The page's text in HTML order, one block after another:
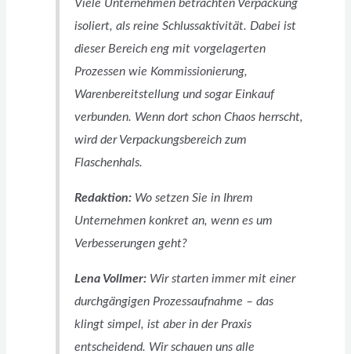
Viele Unternehmen betrachten Verpackung
isoliert, als reine Schlussaktivität. Dabei ist
dieser Bereich eng mit vorgelagerten
Prozessen wie Kommissionierung,
Warenbereitstellung und sogar Einkauf
verbunden. Wenn dort schon Chaos herrscht,
wird der Verpackungsbereich zum
Flaschenhals.
Redaktion:Wo setzen Sie in Ihrem
Unternehmen konkret an, wenn es um
Verbesserungen geht?
Lena Vollmer:Wir starten immer mit einer
durchgängigen Prozessaufnahme – das
klingt simpel, ist aber in der Praxis
entscheidend. Wir schauen uns alle